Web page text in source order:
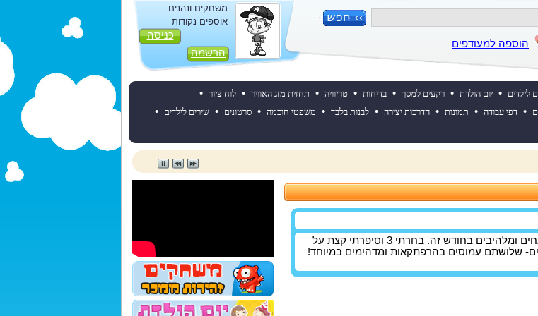
הוספה למעודפים
משחקים ונהנים
אוספים נקודות
כניסה
הרשמה
לילדים • יום הולדת • רקעים למסך • בדיחות • טריוויה • תחזית מזג האוויר • לוח ציור •
• דפי עבודה • תמונות • הדרכות יצירה • לבנות בלבד • משפטי חוכמה • סרטונים • שירים לילדים •
יש המון סרטים מעניינים, מצחיקים, מפתיעים, מותחים ומלהיבים בחודש זה. בחרתי 3 וסיפרתי קצת על
שלושתם עמוסים בהרפתקאות ומדהימים במיוחד!